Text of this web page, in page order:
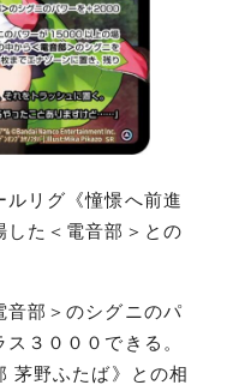
リグ《憧憬へ前進
した＜電音部＞との
音部＞のシグニのパ
３０００できる。
茅野ふたば》との相